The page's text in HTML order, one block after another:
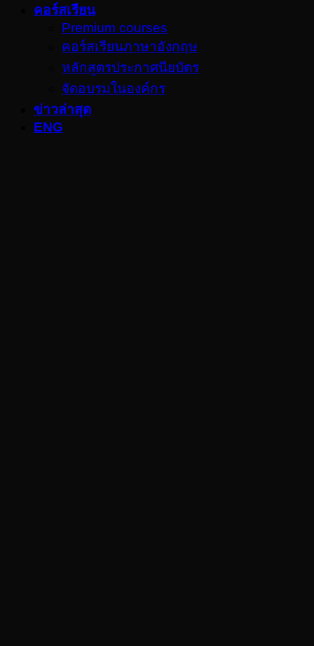
คอร์สเรียน
Premium courses
คอร์สเรียนภาษาอังกฤษ
หลักสูตรประกาศนียบัตร
จัดอบรมในองค์กร
ข่าวล่าสุด
ENG